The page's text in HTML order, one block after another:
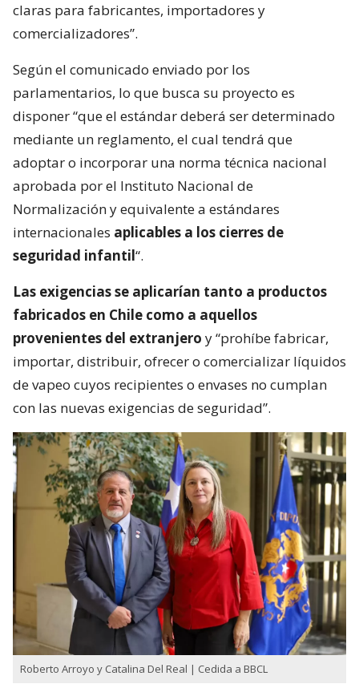
claras para fabricantes, importadores y
comercializadores”.
Según el comunicado enviado por los
parlamentarios, lo que busca su proyecto es
disponer “que el estándar deberá ser determinado
mediante un reglamento, el cual tendrá que
adoptar o incorporar una norma técnica nacional
aprobada por el Instituto Nacional de
Normalización y equivalente a estándares
internacionales aplicables a los cierres de
seguridad infantil“.
Las exigencias se aplicarían tanto a productos
fabricados en Chile como a aquellos
provenientes del extranjero y “prohíbe fabricar,
importar, distribuir, ofrecer o comercializar líquidos
de vapeo cuyos recipientes o envases no cumplan
con las nuevas exigencias de seguridad”.
Roberto Arroyo y Catalina Del Real | Cedida a BBCL